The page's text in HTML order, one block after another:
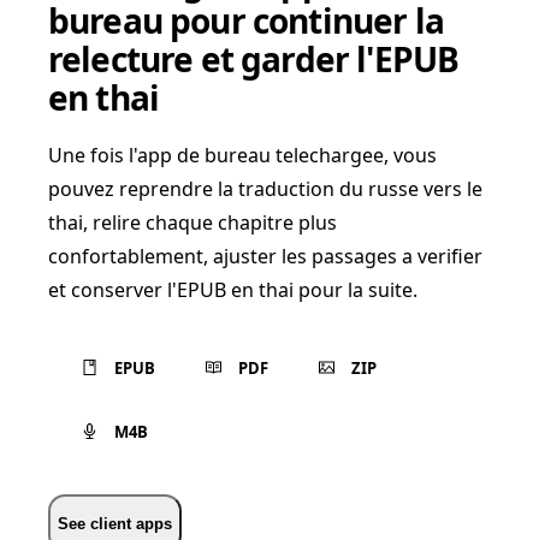
bureau pour continuer la
relecture et garder l'EPUB
en thai
Une fois l'app de bureau telechargee, vous
pouvez reprendre la traduction du russe vers le
thai, relire chaque chapitre plus
confortablement, ajuster les passages a verifier
et conserver l'EPUB en thai pour la suite.
EPUB PDF ZIP
M4B
See client apps